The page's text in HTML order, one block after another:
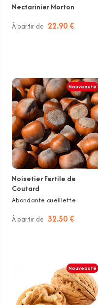
Nectarinier Morton
À partir de 22.90 €
Nouveauté
Noisetier Fertile de
Coutard
Abondante cueillette
À partir de 32.50 €
Nouveauté